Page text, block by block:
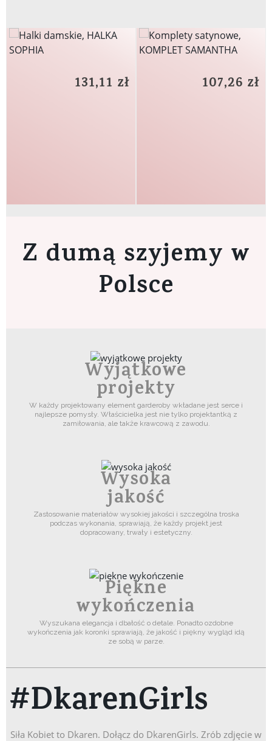
131,11 zł 107,26 zł
Z dumą szyjemy w
Polsce
Wyjątkowe
projekty
W każdy projektowany element garderoby wkładane jest serce i
najlepsze pomysły. Właścicielka jest nie tylko projektantką z
zamiłowania, ale także krawcową z zawodu.
Wysoka
jakość
Zastosowanie materiałów wysokiej jakości i szczególna troska
podczas wykonania, sprawiają, że każdy projekt jest
dopracowany, trwały i estetyczny.
Piękne
wykończenia
Wyszukana elegancja i dbałość o detale. Ponadto ozdobne
wykończenia jak koronki sprawiają, że jakość i piękny wygląd idą
ze sobą w parze.
#DkarenGirls
Siła Kobiet to Dkaren. Dołącz do DkarenGirls. Zrób zdjęcie w